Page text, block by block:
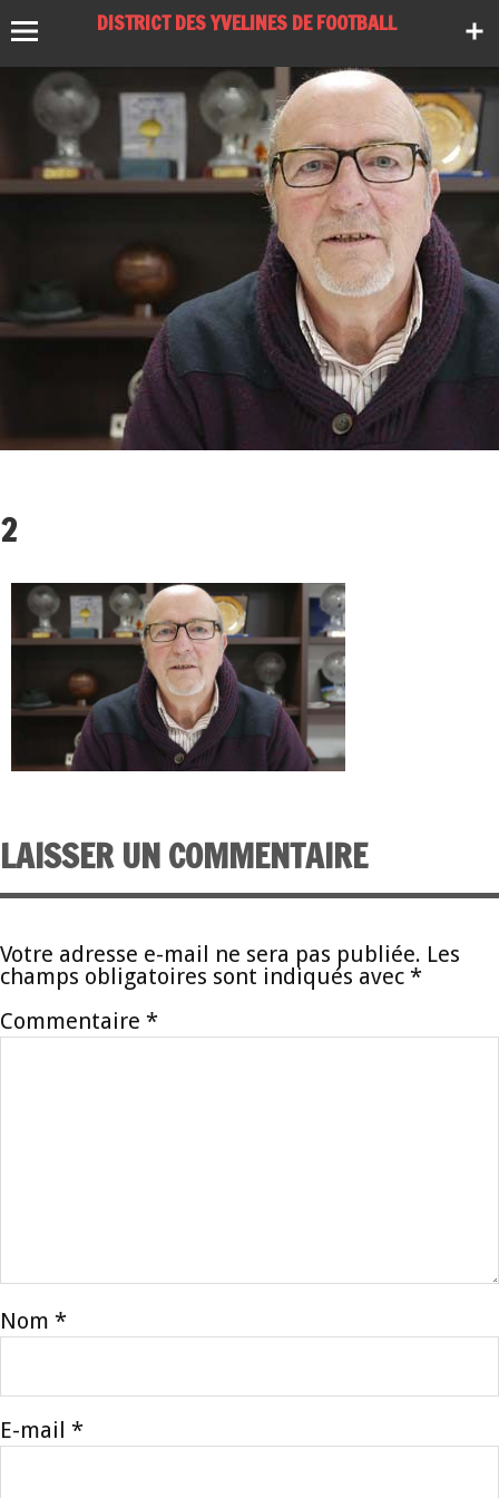
DISTRICT DES YVELINES DE FOOTBALL
2
LAISSER UN COMMENTAIRE
Votre adresse e-mail ne sera pas publiée. Les
champs obligatoires sont indiqués avec *
Commentaire *
Nom *
E-mail *